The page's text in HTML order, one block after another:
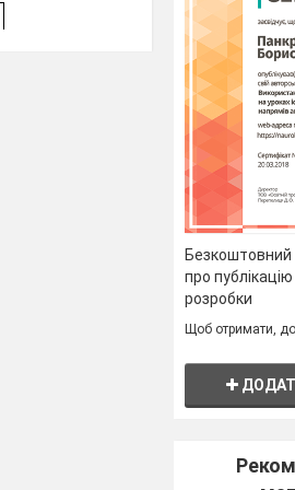
Безкоштовний
про
розробки
Щоб отримати,